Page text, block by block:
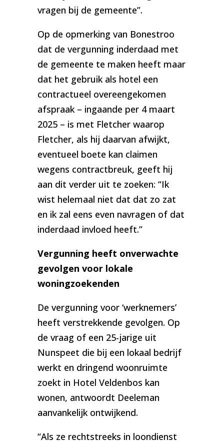
vragen bij de gemeente”.
Op de opmerking van Bonestroo
dat de vergunning inderdaad met
de gemeente te maken heeft maar
dat het gebruik als hotel een
contractueel overeengekomen
afspraak – ingaande per 4 maart
2025 – is met Fletcher waarop
Fletcher, als hij daarvan afwijkt,
eventueel boete kan claimen
wegens contractbreuk, geeft hij
aan dit verder uit te zoeken: “Ik
wist helemaal niet dat dat zo zat
en ik zal eens even navragen of dat
inderdaad invloed heeft.”
Vergunning heeft onverwachte
gevolgen voor lokale
woningzoekenden
De vergunning voor ‘werknemers’
heeft verstrekkende gevolgen. Op
de vraag of een 25-jarige uit
Nunspeet die bij een lokaal bedrijf
werkt en dringend woonruimte
zoekt in Hotel Veldenbos kan
wonen, antwoordt Deeleman
aanvankelijk ontwijkend.
“Als ze rechtstreeks in loondienst